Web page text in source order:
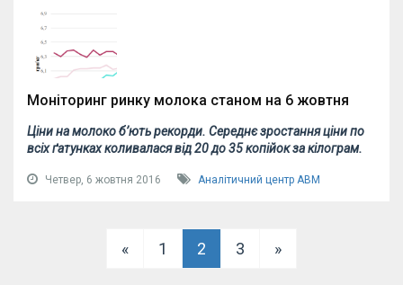
Моніторинг ринку молока станом на 6 жовтня
Ціни на молоко б’ють рекорди. Середнє зростання ціни по
всіх ґатунках коливалася від 20 до 35 копійок за кілограм.
Четвер, 6 жовтня 2016 Аналітичний центр АВМ
« 1 2 3 »